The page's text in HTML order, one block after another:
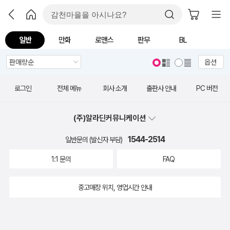
일반 만화 로맨스 판무 BL
옵션
로그인 전체 메뉴 회사 소개 출판사 안내 PC 버전
(주)알라딘커뮤니케이션
일반문의 (발신자 부담) 1544-2514
1:1 문의 FAQ
중고매장 위치, 영업시간 안내